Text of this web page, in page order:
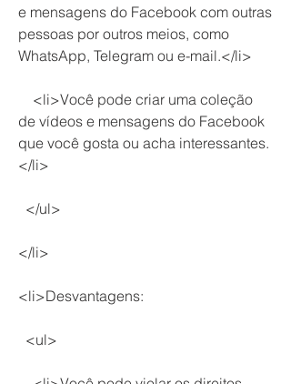
e mensagens do Facebook com outras
pessoas por outros meios, como
WhatsApp, Telegram ou e-mail.</li>
de vídeos e mensagens do Facebook
que você gosta ou acha interessantes.
</li>
  </ul>
</li>
<li>Desvantagens:
  <ul>